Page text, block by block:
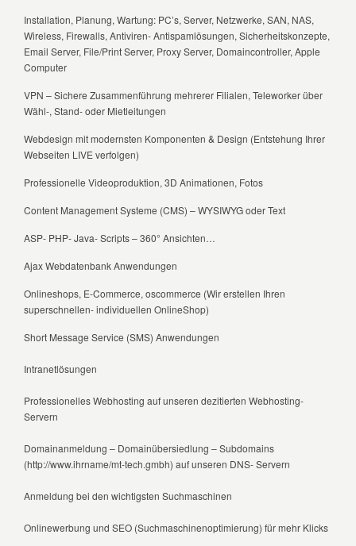
Installation, Planung, Wartung: PC’s, Server, Netzwerke, SAN, NAS,
Wireless, Firewalls, Antiviren- Antispamlösungen, Sicherheitskonzepte,
Email Server, File/Print Server, Proxy Server, Domaincontroller, Apple
Computer
VPN – Sichere Zusammenführung mehrerer Filialen, Teleworker über
Wähl-, Stand- oder Mietleitungen
Webdesign mit modernsten Komponenten & Design (Entstehung Ihrer
Webseiten LIVE verfolgen)
Professionelle Videoproduktion, 3D Animationen, Fotos
Content Management Systeme (CMS) – WYSIWYG oder Text
ASP- PHP- Java- Scripts – 360° Ansichten…
Ajax Webdatenbank Anwendungen
Onlineshops, E-Commerce, oscommerce (Wir erstellen Ihren
superschnellen- individuellen OnlineShop)
Short Message Service (SMS) Anwendungen
Intranetlösungen
Professionelles Webhosting auf unseren dezitierten Webhosting-
Servern
Domainanmeldung – Domainübersiedlung – Subdomains
(http://www.ihrname/mt-tech.gmbh) auf unseren DNS- Servern
Anmeldung bei den wichtigsten Suchmaschinen
Onlinewerbung und SEO (Suchmaschinenoptimierung) für mehr Klicks